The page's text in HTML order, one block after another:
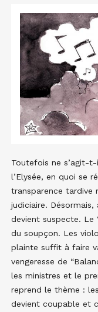
Toutefois ne s’agit-
l’Elysée, en quoi se
transparence
judiciaire.
devient suspecte. Le
du soupçon. Les
plainte suffit à faire
vengeresse de
les ministres et le
reprend le thème :
devient coupable et